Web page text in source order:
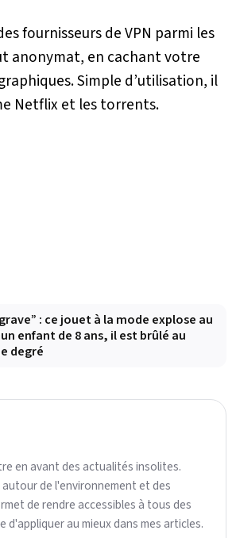
fournisseurs de VPN parmi les
anonymat, en cachant votre
Simple d’utilisation, il
Netflix et les torrents.
: ce jouet à la mode explose au
enfant de 8 ans, il est brûlé au
degré
en avant des actualités insolites.
de l'environnement et des
de rendre accessibles à tous des
au mieux dans mes articles.